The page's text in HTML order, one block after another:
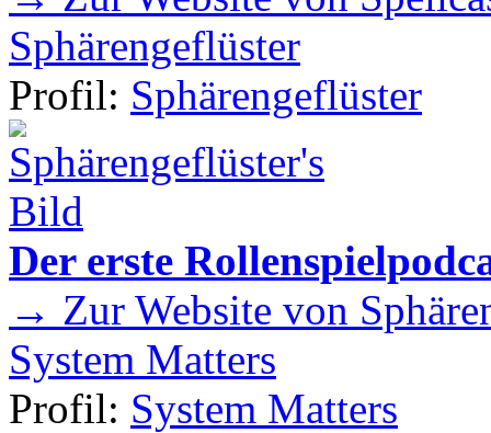
Sphärengeflüster
Profil: Sphärengeflüster
Der erste
→ Zur Website von
System Matters
Profil: System Matters